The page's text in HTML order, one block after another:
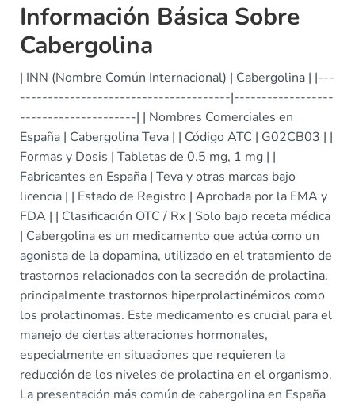
Información Básica Sobre
Cabergolina
| INN (Nombre Común Internacional) | Cabergolina | |---
--------------------------------------|------------------
---------------------| | Nombres Comerciales en
España | Cabergolina Teva | | Código ATC | G02CB03 | |
Formas y Dosis | Tabletas de 0.5 mg, 1 mg | |
Fabricantes en España | Teva y otras marcas bajo
licencia | | Estado de Registro | Aprobada por la EMA y
FDA | | Clasificación OTC / Rx | Solo bajo receta médica
| Cabergolina es un medicamento que actúa como un
agonista de la dopamina, utilizado en el tratamiento de
trastornos relacionados con la secreción de prolactina,
principalmente trastornos hiperprolactinémicos como
los prolactinomas. Este medicamento es crucial para el
manejo de ciertas alteraciones hormonales,
especialmente en situaciones que requieren la
reducción de los niveles de prolactina en el organismo.
La presentación más común de cabergolina en España